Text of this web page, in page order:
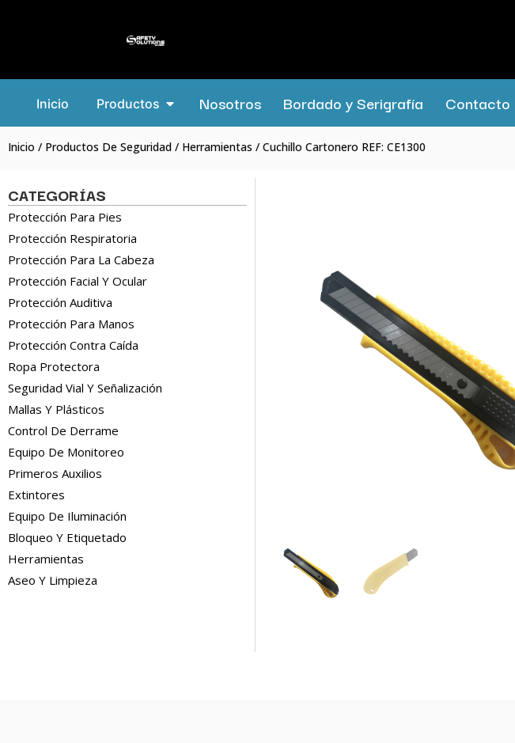
Inicio Productos Nosotros Bordado y Serigrafía Contacto
Inicio / Productos De Seguridad / Herramientas / Cuchillo Cartonero REF: CE1300
CATEGORÍAS
Protección Para Pies
Protección Respiratoria
Protección Para La Cabeza
Protección Facial Y Ocular
Protección Auditiva
Protección Para Manos
Protección Contra Caída
Ropa Protectora
Seguridad Vial Y Señalización
Mallas Y Plásticos
Control De Derrame
Equipo De Monitoreo
Primeros Auxilios
Extintores
Equipo De Iluminación
Bloqueo Y Etiquetado
Herramientas
Aseo Y Limpieza